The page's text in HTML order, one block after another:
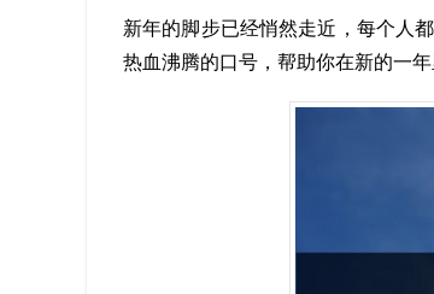
新年的脚步已经悄然走近，每个人
热血沸腾的口号，帮助你在新的一年